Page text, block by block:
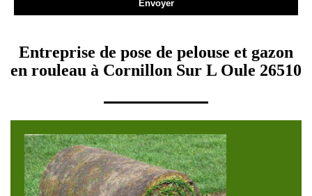
Entreprise de pose de pelouse et gazon
en rouleau à Cornillon Sur L Oule 26510